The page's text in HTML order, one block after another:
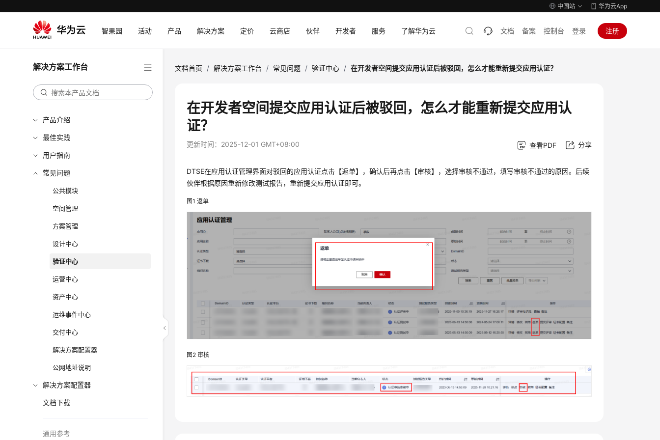
中国站 华为云App
智果园 活动 产品 解决方案 定价 云商店 伙伴 开发者 服务 了解华为云 文档 备案 控制台 登录 注册
解决方案工作台
产品介绍
最佳实践
用户指南
常见问题
公共模块
空间管理
方案管理
设计中心
验证中心
运营中心
资产中心
运维事件中心
交付中心
解决方案配置器
公网地址说明
解决方案配置器
文档下载
通用参考
文档首页 / 解决方案工作台 / 常见问题 / 验证中心 / 在开发者空间提交应用认证后被驳回，怎么才能重新提交应用认证？
在开发者空间提交应用认证后被驳回，怎么才能重新提交应用认
证？
更新时间： 2025-12-01 GMT+08:00 查看PDF 分享
DTSE在应用认证管理界面对驳回的应用认证点击【返单】，确认后再点击【审核】，选择审核不通过，填写审核不通过的原因。后续
伙伴根据原因重新修改测试报告，重新提交应用认证即可。
图1返单
图2 审核